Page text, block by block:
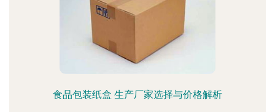
食品包装纸盒 生产厂家选择与价格解析